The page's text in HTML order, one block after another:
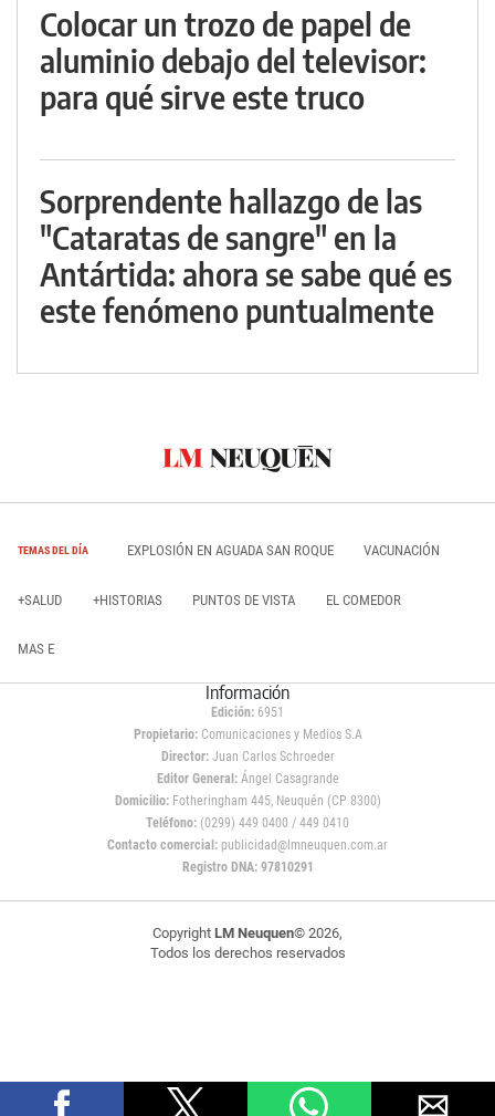
Colocar un trozo de papel de
aluminio debajo del televisor:
para qué sirve este truco
Sorprendente hallazgo de las
"Cataratas de sangre" en la
Antártida: ahora se sabe qué es
este fenómeno puntualmente
TEMAS DEL DÍA EXPLOSIÓN EN AGUADA SAN ROQUE VACUNACIÓN
+SALUD +HISTORIAS PUNTOS DE VISTA EL COMEDOR
MAS E
Información
Edición: 6951
Propietario:Comunicaciones y Medios S.A
Director: Juan Carlos Schroeder
Editor General:Ángel Casagrande
Domicilio:Fotheringham 445, Neuquén (CP 8300)
Teléfono: (0299) 449 0400 / 449 0410
Contacto comercial: publicidad@lmneuquen.com.ar
Registro DNA: 97810291
Copyright LM Neuquen© 2026,
Todos los derechos reservados